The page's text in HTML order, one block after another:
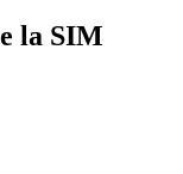
la SIM